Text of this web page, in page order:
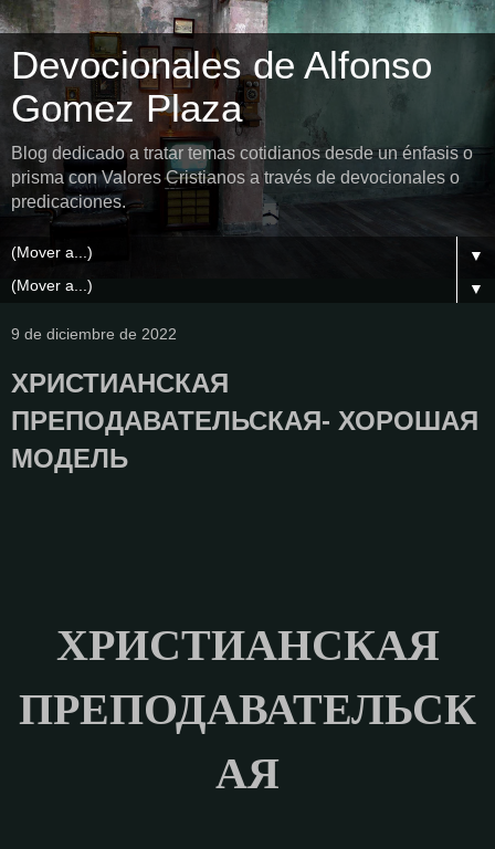
Devocionales de Alfonso
Gomez Plaza
Blog dedicado a tratar temas cotidianos desde un énfasis o
prisma con Valores Cristianos a través de devocionales o
predicaciones.
▼
▼
9 de diciembre de 2022
ХРИСТИАНСКАЯ
ПРЕПОДАВАТЕЛЬСКАЯ- ХОРОШАЯ
МОДЕЛЬ
ХРИСТИАНСКАЯ
ПРЕПОДАВАТЕЛЬСК
АЯ